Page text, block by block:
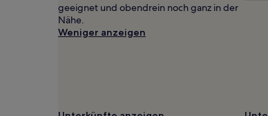
gelten.
geeignet und obendrein noch ganz in der
Nähe.
Weniger anzeigen